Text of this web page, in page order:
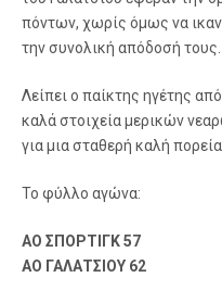
πόντων, χωρίς όμως να
την συνολική απόδοσή τους.
Λείπει ο παίκτης ηγέτης
καλά στοιχεία μερικών
για μια σταθερή καλή πορεία.
Το φύλλο αγώνα:
ΑΟ ΣΠΟΡΤΙΓΚ 57
ΑΟ ΓΑΛΑΤΣΙΟΥ 62